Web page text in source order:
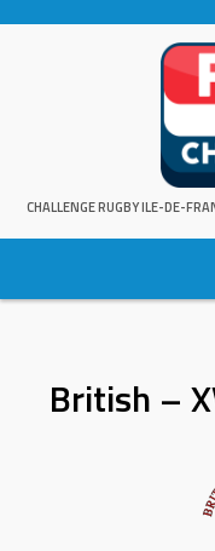
CHALLENGE RUGBY ILE-DE-
British –